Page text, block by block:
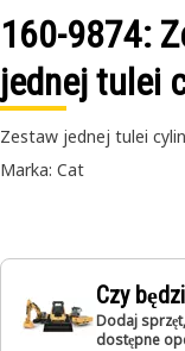
160-9874:
jednej tulei
Zestaw jednej tulei
Marka: Cat
Czy
Dodaj
dostępne